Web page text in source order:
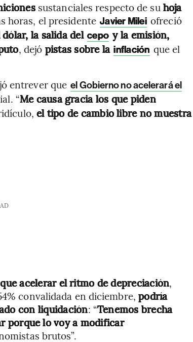
sustanciales respecto de su hoja
horas, el presidente Javier Milei ofreció
la salida del cepo y la emisión,
, dejó pistas sobre la inflación que el
entrever que el Gobierno no acelerará el
“Me causa gracia los que piden
el tipo de cambio libre no muestra
acelerar el ritmo de depreciación,
convalidada en diciembre, podría
con liquidación: “Tenemos brecha
porque lo voy a modificar
brutos”.